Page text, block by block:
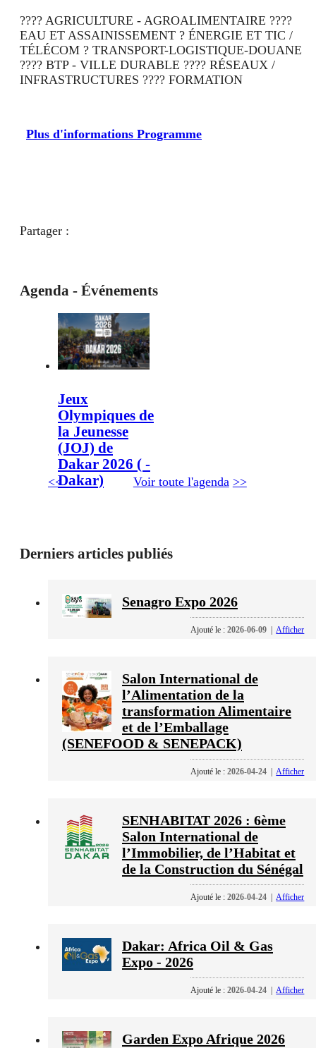
???? AGRICULTURE - AGROALIMENTAIRE ????
EAU ET ASSAINISSEMENT ? ÉNERGIE ET TIC /
TÉLÉCOM ? TRANSPORT-LOGISTIQUE-DOUANE
???? BTP - VILLE DURABLE ???? RÉSEAUX /
INFRASTRUCTURES ???? FORMATION
Plus d'informations Programme
Partager :
Agenda - Événements
Jeux
Olympiques de
la Jeunesse
(JOJ) de
Dakar 2026 ( -
Dakar)
<< Voir toute l'agenda >>
Derniers articles publiés
Senagro Expo 2026
Ajouté le :2026-06-09 |Afficher
Salon International de
l’Alimentation de la
transformation Alimentaire
et de l’Emballage
(SENEFOOD & SENEPACK)
Ajouté le :2026-04-24 |Afficher
SENHABITAT 2026 : 6ème
Salon International de
l’Immobilier, de l’Habitat et
de la Construction du Sénégal
Ajouté le :2026-04-24 |Afficher
Dakar: Africa Oil & Gas
Expo - 2026
Ajouté le :2026-04-24 |Afficher
Garden Expo Afrique 2026